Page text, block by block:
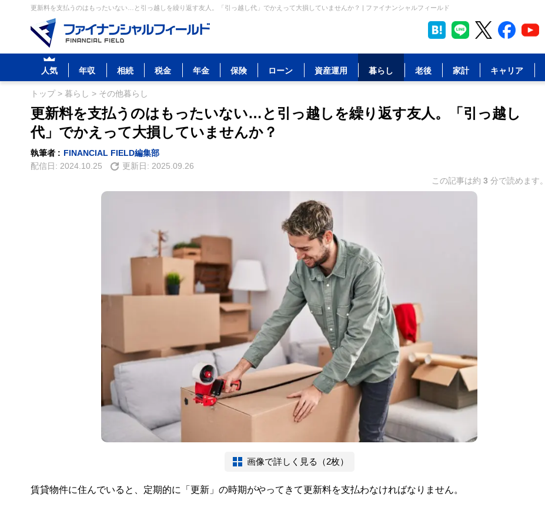
更新料を支払うのはもったいない…と引っ越しを繰り返す友人。「引っ越し代」でかえって大損していませんか？ | ファイナンシャルフィールド
人気 年収 相続 税金 年金 保険 ローン 資産運用 暮らし 老後 家計 キャリア
トップ> 暮らし > その他暮らし
更新料を支払うのはもったいない…と引っ越しを繰り返す友人。「引っ越し
代」でかえって大損していませんか？
執筆者 : FINANCIAL FIELD編集部
配信日: 2024.10.25 更新日: 2025.09.26
この記事は約 3 分で読めます。
画像で詳しく見る（2枚）
賃貸物件に住んでいると、定期的に「更新」の時期がやってきて更新料を支払わなければなりません。